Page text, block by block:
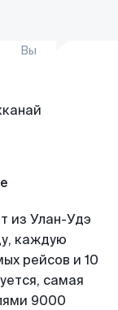
Вы
из Улан-Удэ
каждую
рейсов и 10
самая
9000